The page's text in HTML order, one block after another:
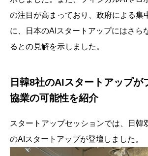
の注目が高まっており、政府による集
に、日本のAIスタートアップにはさら
るとの見解を示しました。
日韓8社のAIスタートアップが
協業の可能性を紹介
スタートアップセッションでは、日韓
のAIスタートアップが登壇しました。